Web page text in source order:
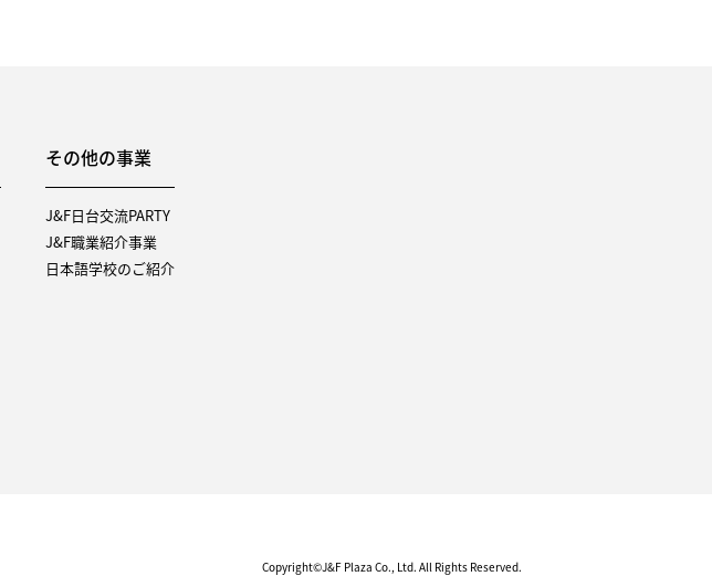
その他の事業
J&F日台交流PARTY
J&F職業紹介事業
日本語学校のご紹介
Copyright©J&F Plaza Co., Ltd. All Rights Reserved.